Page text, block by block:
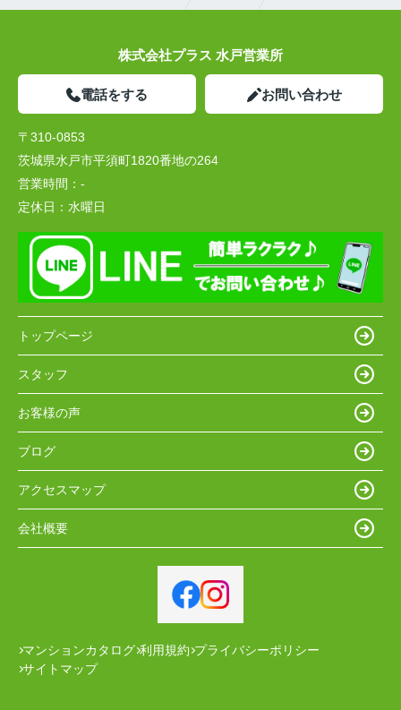
株式会社プラス 水戸営業所
電話をする お問い合わせ
〒310-0853
茨城県水戸市平須町1820番地の264
営業時間： -
定休日： 水曜日
トップページ
スタッフ
お客様の声
ブログ
アクセスマップ
会社概要
マンションカタログ 利用規約 プライバシーポリシー
サイトマップ